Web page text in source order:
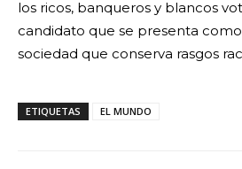
los ricos, banqueros y blancos
candidato que se presenta
sociedad que conserva rasgos
ETIQUETAS EL MUNDO